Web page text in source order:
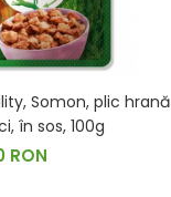
Somon, plic hrană
în sos, 100g
RON